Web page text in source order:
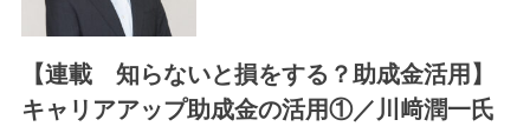
【連載 知らないと損をする？助成金活用】
キャリアアップ助成金の活用①／川﨑潤一氏